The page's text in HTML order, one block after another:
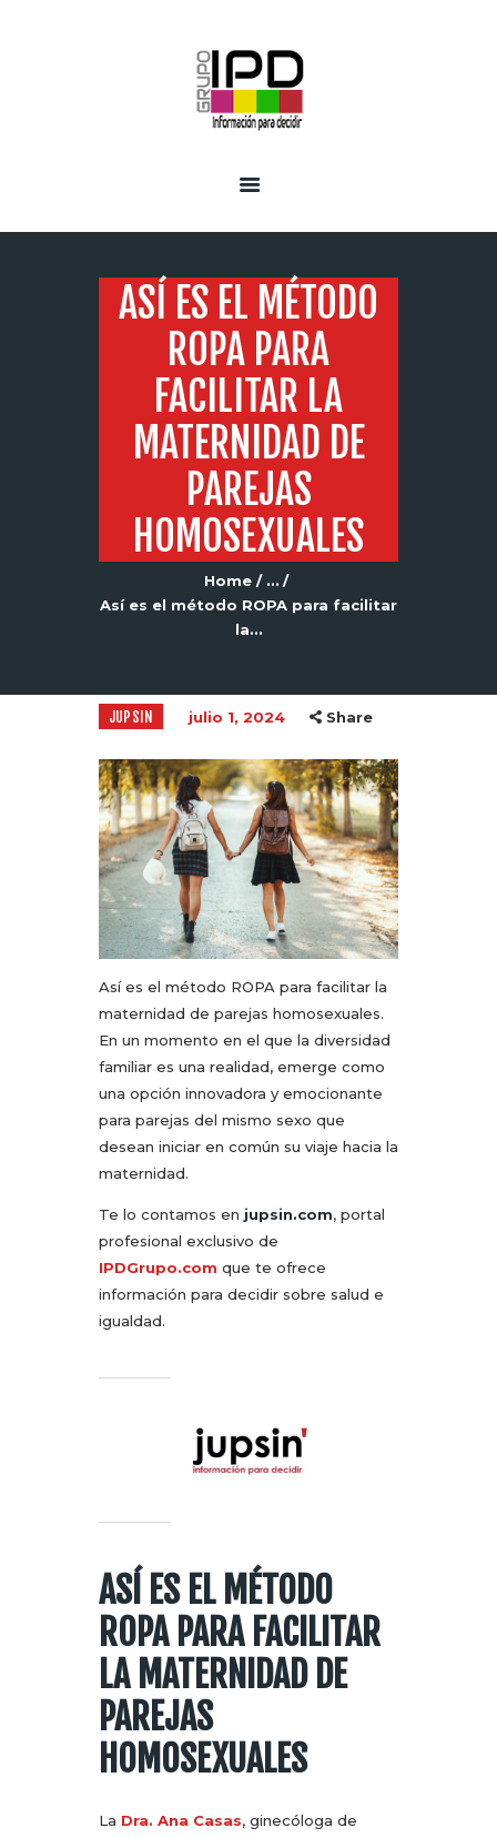
ASÍ ES EL MÉTODO
ROPA PARA
FACILITAR LA
MATERNIDAD DE
PAREJAS
HOMOSEXUALES
Home
...
Así es el método ROPA para facilitar
la...
JUPSIN julio 1, 2024 Share
Así es el método ROPA para facilitar la
maternidad de parejas homosexuales.
En un momento en el que la diversidad
familiar es una realidad, emerge como
una opción innovadora y emocionante
para parejas del mismo sexo que
desean iniciar en común su viaje hacia la
maternidad.
Te lo contamos en jupsin.com, portal
profesional exclusivo de
IPDGrupo.com que te ofrece
información para decidir sobre salud e
igualdad.
ASÍ ES EL MÉTODO
ROPA PARA FACILITAR
LA MATERNIDAD DE
PAREJAS
HOMOSEXUALES
La Dra. Ana Casas, ginecóloga de